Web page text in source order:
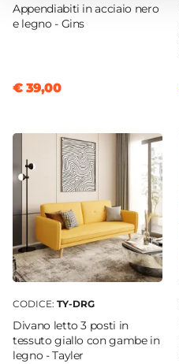
120 Kg
Colore Seduta
Assemblato
Appendiabiti in acciaio nero
e legno - Gins
€ 39,00
CODICE: TY-DRG
Divano letto 3 posti in
tessuto giallo con gambe in
legno - Tayler